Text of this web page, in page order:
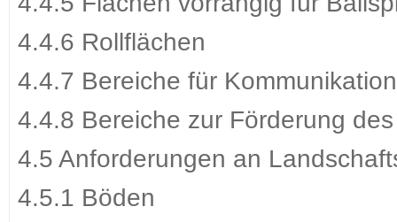
4.4.6 Rollflächen
4.4.7 Bereiche für Kommunikation
4.4.8 Bereiche zur Förderung
4.5 Anforderungen an
4.5.1 Böden